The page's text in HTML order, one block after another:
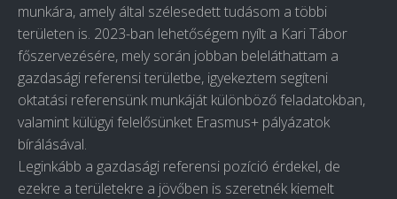
munkára, amely által szélesedett tudásom a többi
területen is. 2023-ban lehetőségem nyílt a Kari Tábor
főszervezésére, mely során jobban beleláthattam a
gazdasági referensi területbe, igyekeztem segíteni
oktatási referensünk munkáját különböző feladatokban,
valamint külügyi felelősünket Erasmus+ pályázatok
bírálásával.
Leginkább a gazdasági referensi pozíció érdekel, de
ezekre a területekre a jövőben is szeretnék kiemelt